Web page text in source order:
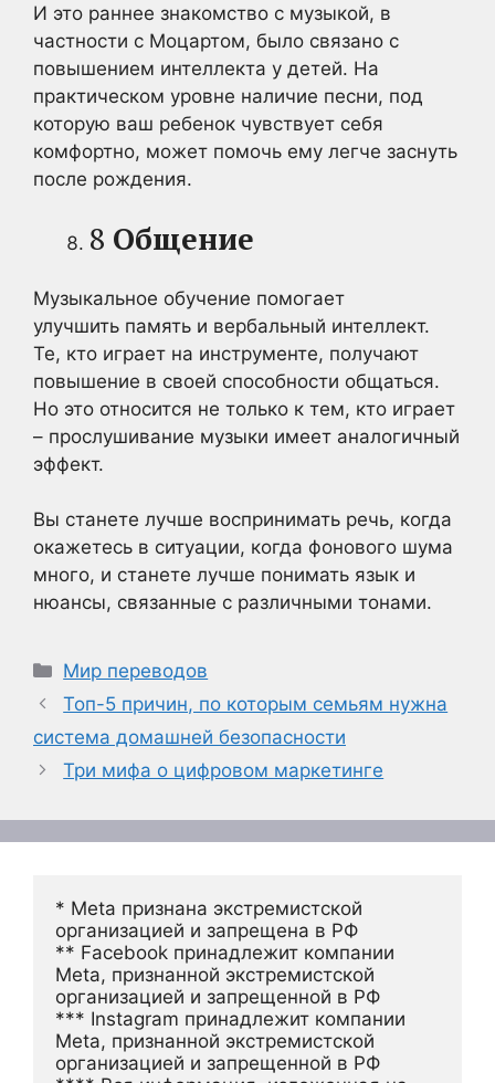
И это раннее знакомство с музыкой, в
частности с Моцартом, было связано с
повышением интеллекта у детей. На
практическом уровне наличие песни, под
которую ваш ребенок чувствует себя
комфортно, может помочь ему легче заснуть
после рождения.
8 Общение
Музыкальное обучение помогает
улучшить память и вербальный интеллект.
Те, кто играет на инструменте, получают
повышение в своей способности общаться.
Но это относится не только к тем, кто играет
– прослушивание музыки имеет аналогичный
эффект.
Вы станете лучше воспринимать речь, когда
окажетесь в ситуации, когда фонового шума
много, и станете лучше понимать язык и
нюансы, связанные с различными тонами.
Рубрики
Мир переводов
Топ-5 причин, по которым семьям нужна
система домашней безопасности
Три мифа о цифровом маркетинге
* Meta признана экстремистской
организацией и запрещена в РФ
** Facebook принадлежит компании
Meta, признанной экстремистской
организацией и запрещенной в РФ
*** Instagram принадлежит компании
Meta, признанной экстремистской
организацией и запрещенной в РФ